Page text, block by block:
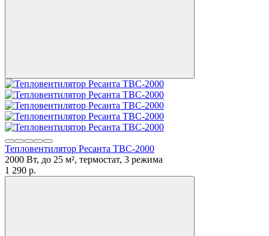
Тепловентилятор Ресанта ТВС-2000
2000 Вт, до 25 м², термостат, 3 режима
1 290 p.